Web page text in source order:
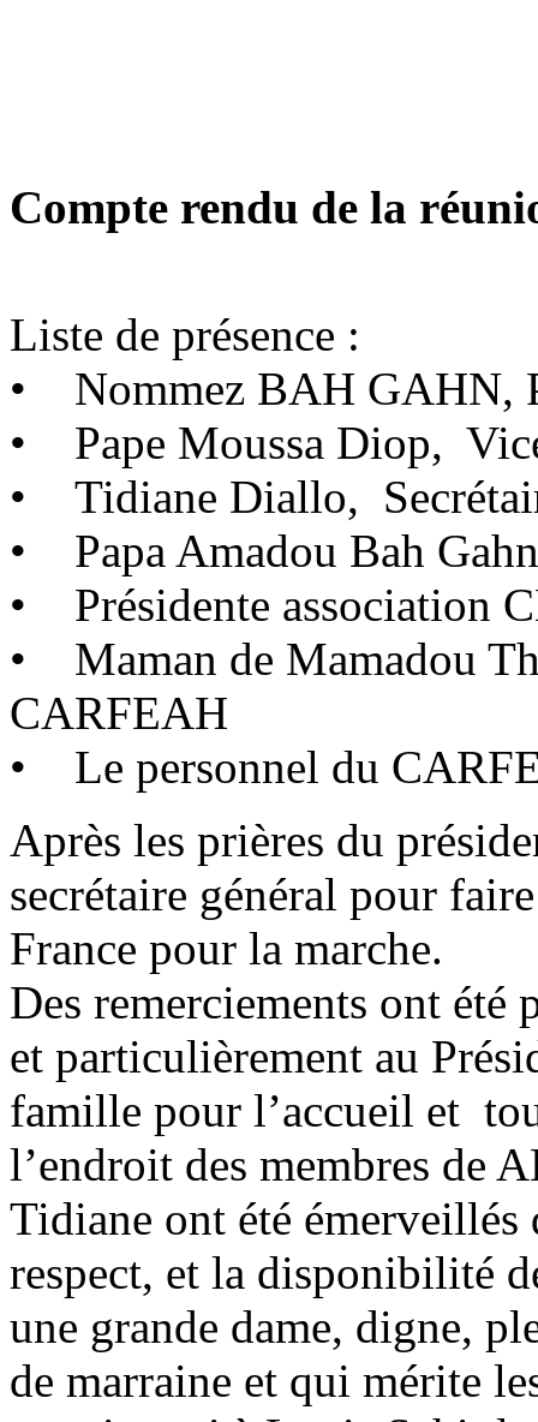
Compte rendu de la
Liste de présence :
• Nommez BAH GAHN,
• Pape Moussa Diop,
• Tidiane Diallo,
• Papa Amadou Bah
• Présidente association
• Maman de Mamadou
CARFEAH
• Le personnel du
Après les prières du
secrétaire général pour
France pour la marche.
Des remerciements ont
et particulièrement au
famille pour l’accueil et
l’endroit des membres de
Tidiane ont été émerveillés
respect, et la disponibilité
une grande dame, digne,
de marraine et qui mérite